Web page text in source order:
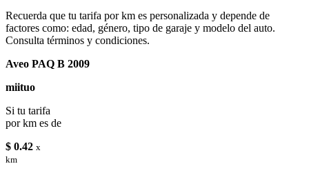
Recuerda que tu tarifa por km es personalizada y depende de
factores como: edad, género, tipo de garaje y modelo del auto.
Consulta términos y condiciones.
Aveo PAQ B 2009
miituo
Si tu tarifa
por km es de
$ 0.42 x
km